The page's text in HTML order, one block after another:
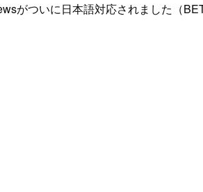
がついに日本語対応されました（